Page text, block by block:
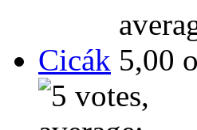
Cicák